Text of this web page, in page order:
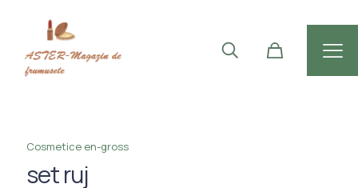
Cosmetice en-gross
set ruj